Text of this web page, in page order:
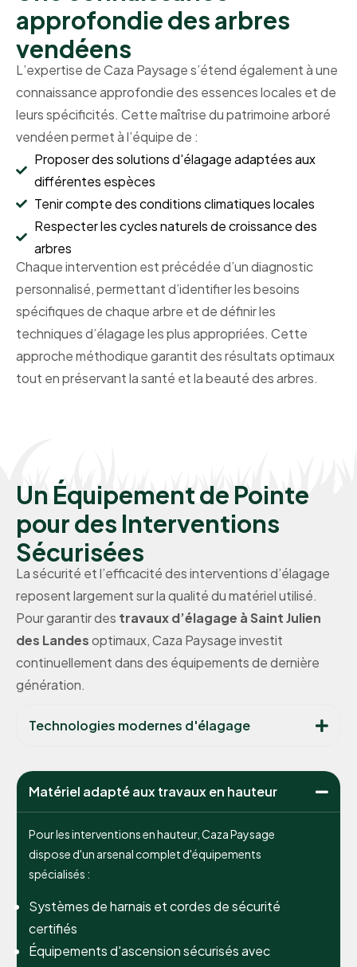
approfondie des arbres
vendéens
L’expertise de Caza Paysage s’étend également à une
connaissance approfondie des essences locales et de
leurs spécificités. Cette maîtrise du patrimoine arboré
vendéen permet à l’équipe de :
Proposer des solutions d'élagage adaptées aux
différentes espèces
Tenir compte des conditions climatiques locales
Respecter les cycles naturels de croissance des
arbres
Chaque intervention est précédée d’un diagnostic
personnalisé, permettant d’identifier les besoins
spécifiques de chaque arbre et de définir les
techniques d’élagage les plus appropriées. Cette
approche méthodique garantit des résultats optimaux
tout en préservant la santé et la beauté des arbres.
Un Équipement de Pointe
pour des Interventions
Sécurisées
La sécurité et l’efficacité des interventions d’élagage
reposent largement sur la qualité du matériel utilisé.
Pour garantir des travaux d’élagage à Saint Julien
des Landesoptimaux, Caza Paysage investit
continuellement dans des équipements de dernière
génération.
Technologies modernes d'élagage
Matériel adapté aux travaux en hauteur
Pour les interventions en hauteur, Caza Paysage
dispose d'un arsenal complet d'équipements
spécialisés :
Systèmes de harnais et cordes de sécurité
certifiés
Équipements d'ascension sécurisés avec